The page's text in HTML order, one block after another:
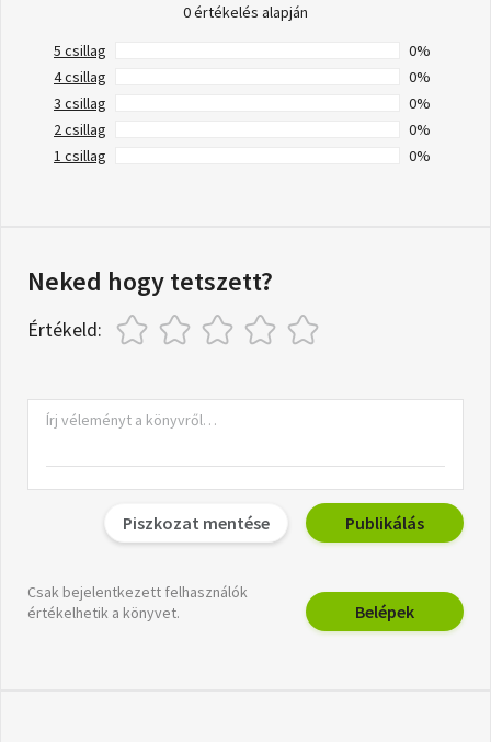
0 értékelés alapján
5 csillag
0%
4 csillag
0%
3 csillag
0%
2 csillag
0%
1 csillag
0%
Neked hogy tetszett?
Értékeld:
Piszkozat mentése Publikálás
Csak bejelentkezett felhasználók
értékelhetik a könyvet.
Belépek